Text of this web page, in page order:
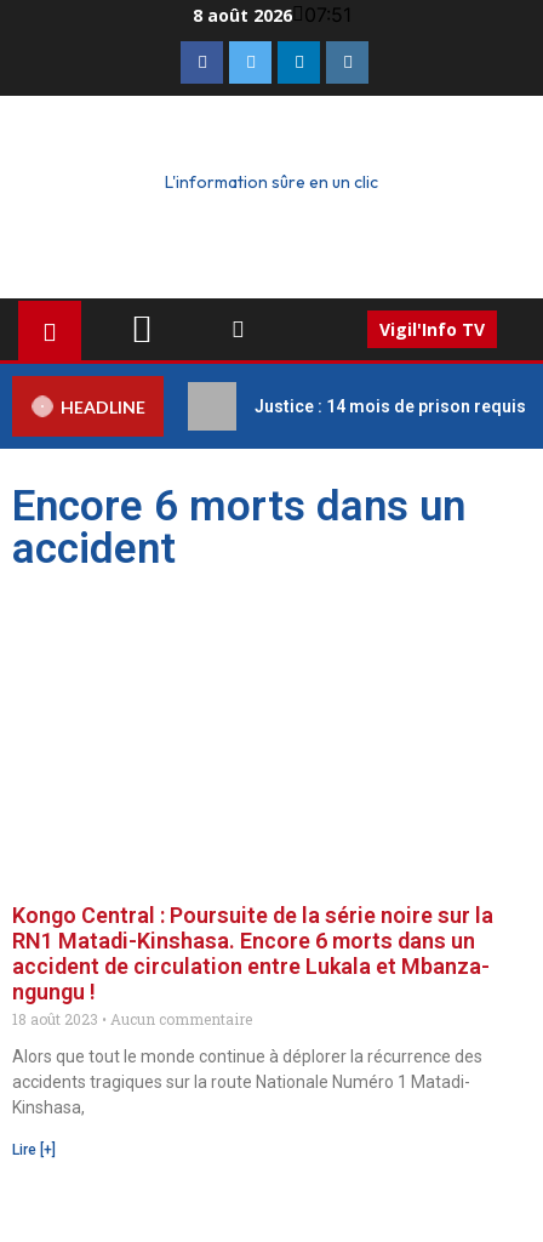
8 août 2026 07:51
L'information sûre en un clic
Vigil'Info TV
HEADLINE Justice : 14 mois de prison requis
Encore 6 morts dans un
accident
Kongo Central : Poursuite de la série noire sur la
RN1 Matadi-Kinshasa. Encore 6 morts dans un
accident de circulation entre Lukala et Mbanza-
ngungu !
18 août 2023
Aucun commentaire
Alors que tout le monde continue à déplorer la récurrence des
accidents tragiques sur la route Nationale Numéro 1 Matadi-
Kinshasa,
Lire [+]